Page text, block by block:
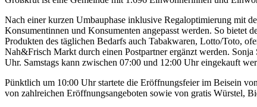
Nach einer kurzen Umbauphase inklusive Regaloptimierung mit
Konsumentinnen und Konsumenten angepasst werden. So bietet
Produkten des täglichen Bedarfs auch Tabakwaren, Lotto/Toto,
Nah&Frisch Markt durch einen Postpartner ergänzt werden.
Uhr. Samstags kann zwischen 07:00 und 12:00 Uhr eingekauft
Pünktlich um 10:00 Uhr startete die Eröffnungsfeier im Beisein
von zahlreichen Eröffnungsangeboten sowie von gratis Würstel,